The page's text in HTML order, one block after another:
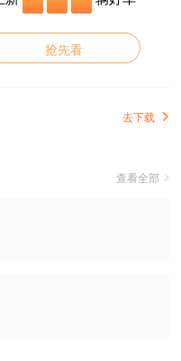
抢先看
去下载
查看全部